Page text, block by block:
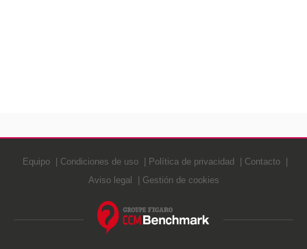
Equipo Condiciones de uso Política de privacidad
Contacto
Aviso legal
Gestión de cookies